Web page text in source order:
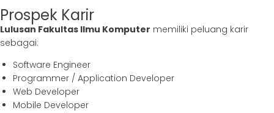
Prospek Karir
Lulusan Fakultas Ilmu Komputer memiliki peluang karir
sebagai:
Software Engineer
Programmer / Application Developer
Web Developer
Mobile Developer